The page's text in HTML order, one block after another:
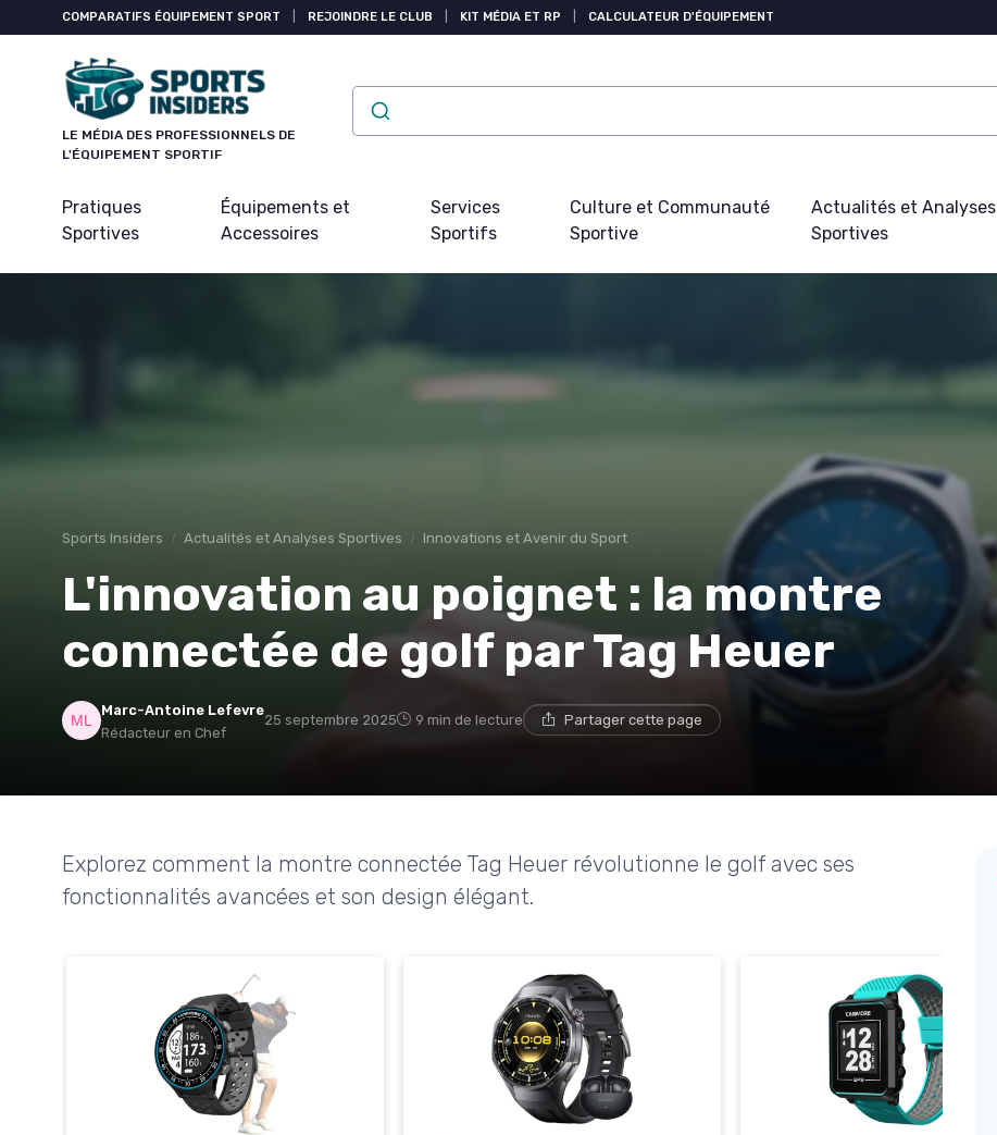
COMPARATIFS ÉQUIPEMENT SPORT REJOINDRE LE CLUB KIT MÉDIA ET RP CALCULATEUR D'ÉQUIPEMENT
LE MÉDIA DES PROFESSIONNELS DE
L'ÉQUIPEMENT SPORTIF
Pratiques
Sportives
Équipements et
Accessoires
Services
Sportifs
Culture et Communauté
Sportive
Actualités et Analyses
Sportives
Sports Insiders Actualités et Analyses Sportives Innovations et Avenir du Sport
L'innovation au poignet : la montre
connectée de golf par Tag Heuer
Marc-Antoine Lefevre
Rédacteur en Chef
25 septembre 2025 9 min de lecture Partager cette page
Explorez comment la montre connectée Tag Heuer révolutionne le golf avec ses
fonctionnalités avancées et son design élégant.
Panneau de gestion des cookies